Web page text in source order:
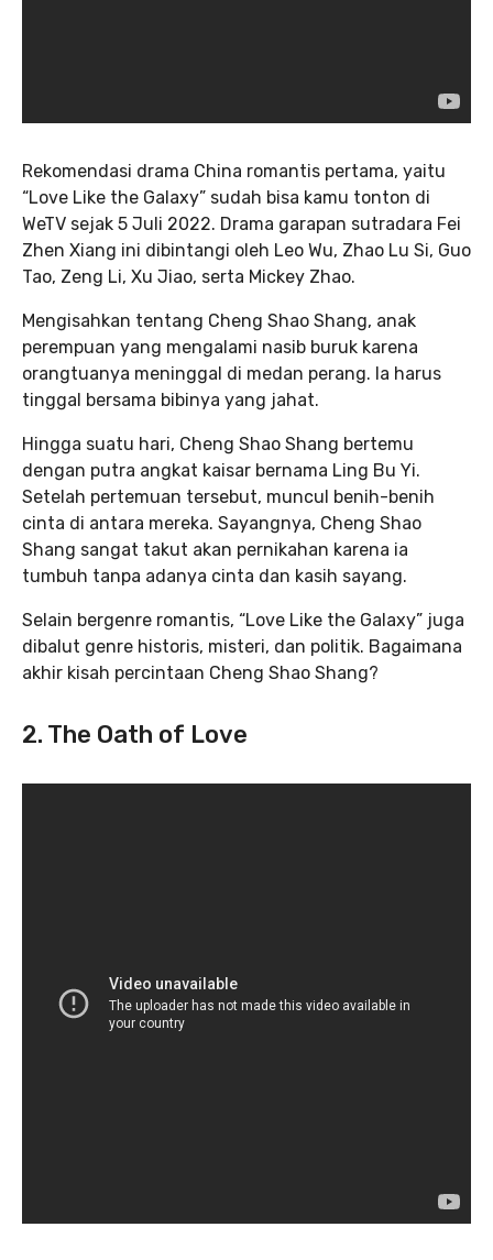
Rekomendasi drama China romantis pertama, yaitu
“Love Like the Galaxy” sudah bisa kamu tonton di
WeTV sejak 5 Juli 2022. Drama garapan sutradara Fei
Zhen Xiang ini dibintangi oleh Leo Wu, Zhao Lu Si, Guo
Tao, Zeng Li, Xu Jiao, serta Mickey Zhao.
Mengisahkan tentang Cheng Shao Shang, anak
perempuan yang mengalami nasib buruk karena
orangtuanya meninggal di medan perang. Ia harus
tinggal bersama bibinya yang jahat.
Hingga suatu hari, Cheng Shao Shang bertemu
dengan putra angkat kaisar bernama Ling Bu Yi.
Setelah pertemuan tersebut, muncul benih-benih
cinta di antara mereka. Sayangnya, Cheng Shao
Shang sangat takut akan pernikahan karena ia
tumbuh tanpa adanya cinta dan kasih sayang.
Selain bergenre romantis, “Love Like the Galaxy” juga
dibalut genre historis, misteri, dan politik. Bagaimana
akhir kisah percintaan Cheng Shao Shang?
2. The Oath of Love